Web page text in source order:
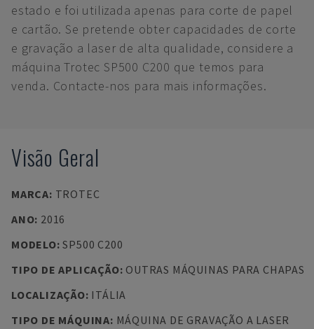
estado e foi utilizada apenas para corte de papel
e cartão. Se pretende obter capacidades de corte
e gravação a laser de alta qualidade, considere a
máquina Trotec SP500 C200 que temos para
venda. Contacte-nos para mais informações.
Visão Geral
MARCA: TROTEC
ANO: 2016
MODELO:SP500 C200
TIPO DE APLICAÇÃO: OUTRAS MÁQUINAS PARA CHAPAS
LOCALIZAÇÃO: ITÁLIA
TIPO DE MÁQUINA: MÁQUINA DE GRAVAÇÃO A LASER